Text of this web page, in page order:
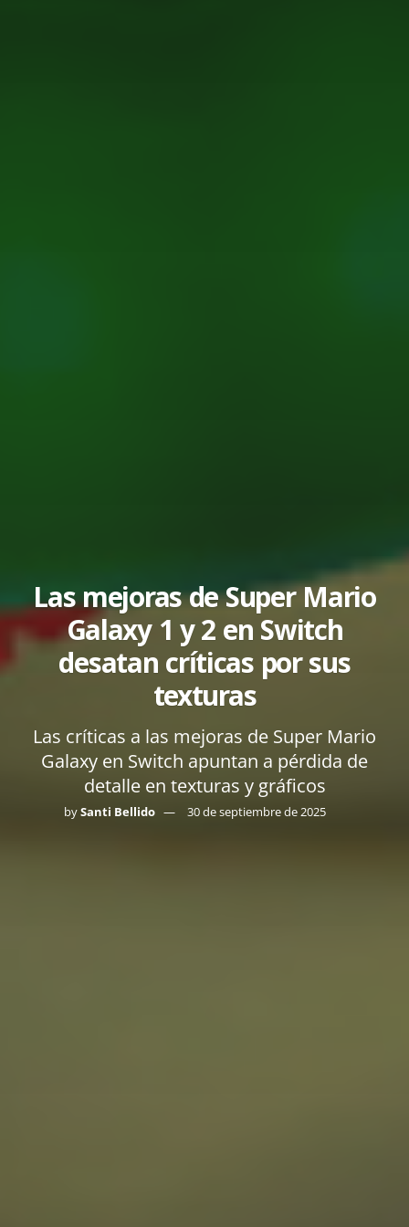
Las mejoras de Super Mario
Galaxy 1 y 2 en Switch
desatan críticas por sus
texturas
Las críticas a las mejoras de Super Mario
Galaxy en Switch apuntan a pérdida de
detalle en texturas y gráficos
bySanti Bellido 30 de septiembre de 2025